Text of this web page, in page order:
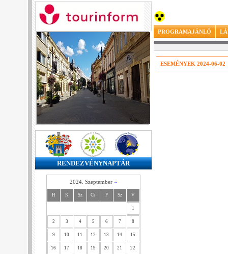
RENDEZVÉNYNAPTÁR
2024. Szeptember »
H K Sz Cs P Sz V
1
2 3 4 5 6 7 8
9 10 11 12 13 14 15
16 17 18 19 20 21 22
PROGRAMAJÁNLÓ
ESEMÉNYEK 2024-06-02